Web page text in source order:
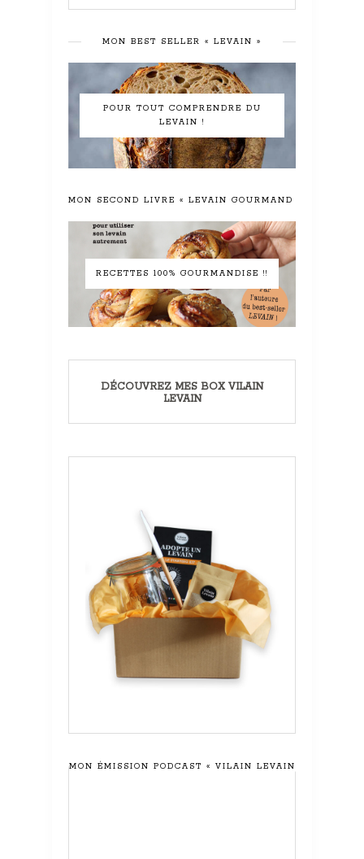
MON BEST SELLER « LEVAIN »
POUR TOUT COMPRENDRE DU
LEVAIN !
MON SECOND LIVRE « LEVAIN GOURMAND »
RECETTES 100% GOURMANDISE !!
DÉCOUVREZ MES BOX VILAIN
LEVAIN
MON ÉMISSION PODCAST « VILAIN LEVAIN »